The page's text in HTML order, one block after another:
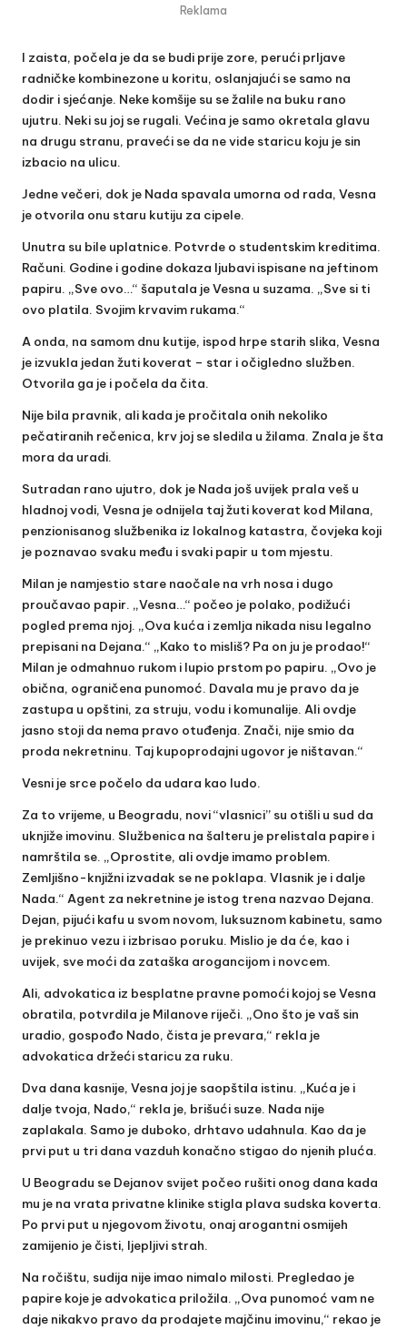
Reklama
I zaista, počela je da se budi prije zore, perući prljave
radničke kombinezone u koritu, oslanjajući se samo na
dodir i sjećanje. Neke komšije su se žalile na buku rano
ujutru. Neki su joj se rugali. Većina je samo okretala glavu
na drugu stranu, praveći se da ne vide staricu koju je sin
izbacio na ulicu.
Jedne večeri, dok je Nada spavala umorna od rada, Vesna
je otvorila onu staru kutiju za cipele.
Unutra su bile uplatnice. Potvrde o studentskim kreditima.
Računi. Godine i godine dokaza ljubavi ispisane na jeftinom
papiru. „Sve ovo…“ šaputala je Vesna u suzama. „Sve si ti
ovo platila. Svojim krvavim rukama.“
A onda, na samom dnu kutije, ispod hrpe starih slika, Vesna
je izvukla jedan žuti koverat – star i očigledno služben.
Otvorila ga je i počela da čita.
Nije bila pravnik, ali kada je pročitala onih nekoliko
pečatiranih rečenica, krv joj se sledila u žilama. Znala je šta
mora da uradi.
Sutradan rano ujutro, dok je Nada još uvijek prala veš u
hladnoj vodi, Vesna je odnijela taj žuti koverat kod Milana,
penzionisanog službenika iz lokalnog katastra, čovjeka koji
je poznavao svaku među i svaki papir u tom mjestu.
Milan je namjestio stare naočale na vrh nosa i dugo
proučavao papir. „Vesna…“ počeo je polako, podižući
pogled prema njoj. „Ova kuća i zemlja nikada nisu legalno
prepisani na Dejana.“ „Kako to misliš? Pa on ju je prodao!“
Milan je odmahnuo rukom i lupio prstom po papiru. „Ovo je
obična, ograničena punomoć. Davala mu je pravo da je
zastupa u opštini, za struju, vodu i komunalije. Ali ovdje
jasno stoji da nema pravo otuđenja. Znači, nije smio da
proda nekretninu. Taj kupoprodajni ugovor je ništavan.“
Vesni je srce počelo da udara kao ludo.
Za to vrijeme, u Beogradu, novi “vlasnici” su otišli u sud da
uknjiže imovinu. Službenica na šalteru je prelistala papire i
namrštila se. „Oprostite, ali ovdje imamo problem.
Zemljišno-knjižni izvadak se ne poklapa. Vlasnik je i dalje
Nada.“ Agent za nekretnine je istog trena nazvao Dejana.
Dejan, pijući kafu u svom novom, luksuznom kabinetu, samo
je prekinuo vezu i izbrisao poruku. Mislio je da će, kao i
uvijek, sve moći da zataška arogancijom i novcem.
Ali, advokatica iz besplatne pravne pomoći kojoj se Vesna
obratila, potvrdila je Milanove riječi. „Ono što je vaš sin
uradio, gospođo Nado, čista je prevara,“ rekla je
advokatica držeći staricu za ruku.
Dva dana kasnije, Vesna joj je saopštila istinu. „Kuća je i
dalje tvoja, Nado,“ rekla je, brišući suze. Nada nije
zaplakala. Samo je duboko, drhtavo udahnula. Kao da je
prvi put u tri dana vazduh konačno stigao do njenih pluća.
U Beogradu se Dejanov svijet počeo rušiti onog dana kada
mu je na vrata privatne klinike stigla plava sudska koverta.
Po prvi put u njegovom životu, onaj arogantni osmijeh
zamijenio je čisti, ljepljivi strah.
Na ročištu, sudija nije imao nimalo milosti. Pregledao je
papire koje je advokatica priložila. „Ova punomoć vam ne
daje nikakvo pravo da prodajete majčinu imovinu,“ rekao je